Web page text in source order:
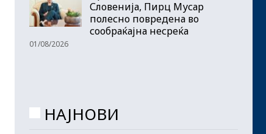
Словенија, Пирц Мусар
полесно повредена во
сообраќајна несреќа
01/08/2026
НАЈНОВИ